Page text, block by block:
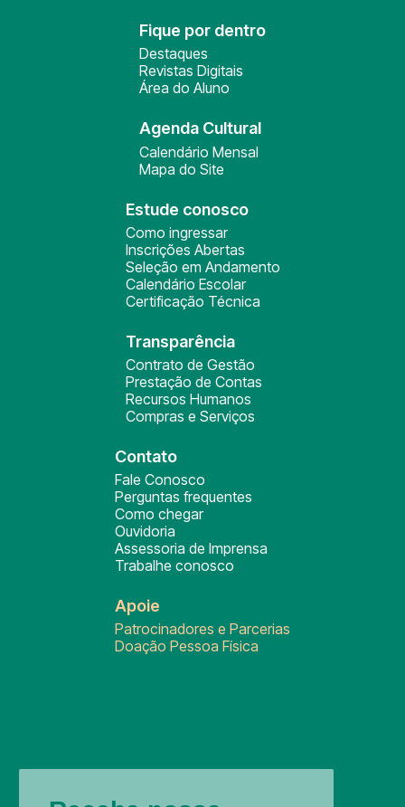
Fique por dentro
Destaques
Revistas Digitais
Área do Aluno
Agenda Cultural
Calendário Mensal
Mapa do Site
Estude conosco
Como ingressar
Inscrições Abertas
Seleção em Andamento
Calendário Escolar
Certificação Técnica
Transparência
Contrato de Gestão
Prestação de Contas
Recursos Humanos
Compras e Serviços
Contato
Fale Conosco
Perguntas frequentes
Como chegar
Ouvidoria
Assessoria de Imprensa
Trabalhe conosco
Apoie
Patrocinadores e Parcerias
Doação Pessoa Física